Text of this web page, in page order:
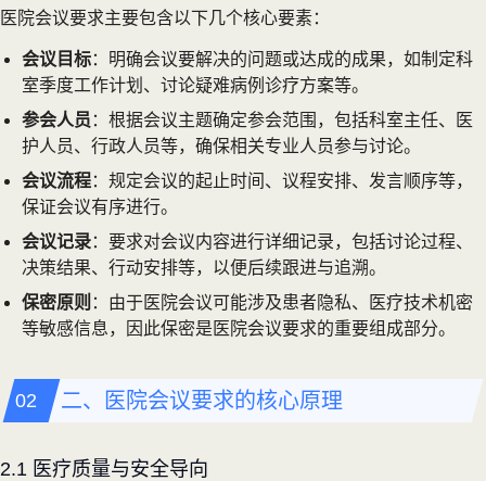
医院会议要求主要包含以下几个核心要素：
会议目标：明确会议要解决的问题或达成的成果，如制定科
室季度工作计划、讨论疑难病例诊疗方案等。
参会人员 ：根据会议主题确定参会范围，包括科室主任、医
护人员、行政人员等，确保相关专业人员参与讨论。
会议流程：规定会议的起止时间、议程安排、发言顺序等，
保证会议有序进行。
会议记录：要求对会议内容进行详细记录，包括讨论过程、
决策结果、行动安排等，以便后续跟进与追溯。
保密原则 ：由于医院会议可能涉及患者隐私、医疗技术机密
等敏感信息，因此保密是医院会议要求的重要组成部分。
二、医院会议要求的核心原理
2.1 医疗质量与安全导向